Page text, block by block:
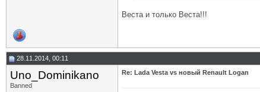
Веста и только Веста!!!
28.11.2014, 00:11
Uno_Dominikano
Banned
Re: Lada Vesta vs новый Renault Logan